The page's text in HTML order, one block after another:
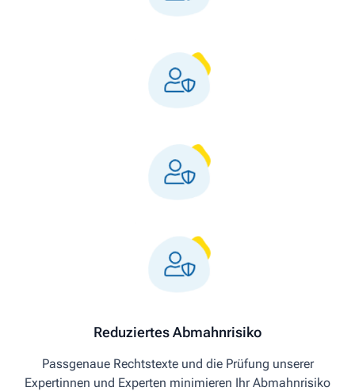
Reduziertes Abmahnrisiko
Passgenaue Rechtstexte und die Prüfung unserer
Expertinnen und Experten minimieren Ihr Abmahnrisiko